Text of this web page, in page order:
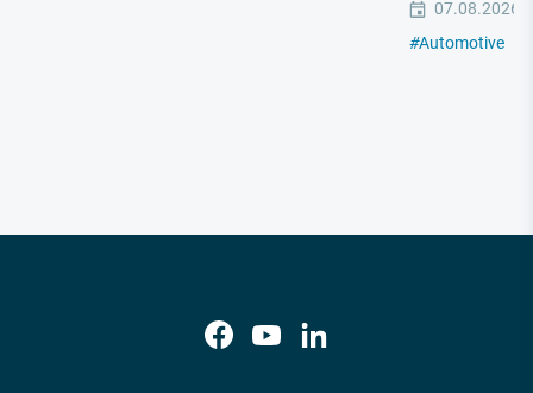
07.08.2026
#Automotive